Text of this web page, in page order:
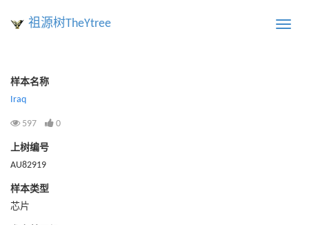
Toggle
祖源树TheYtree
样本名称
Iraq
597 0
上树编号
AU82919
样本类型
芯片